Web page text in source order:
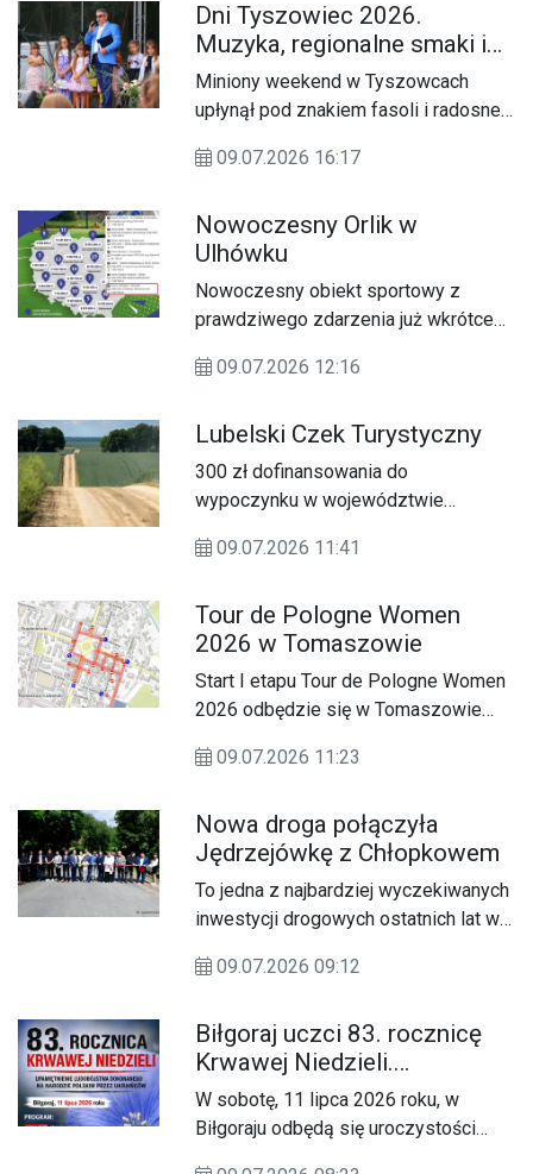
Geoturystycznym w Lipsku Polesiu i
zgromadziło zawodników, trenerów,
działaczy oraz gości z
zaprzyjaźnionych klubów.
Dni Tyszowiec 2026.
Muzyka, regionalne smaki i
Święto Kwitnącej Fasoli
Miniony weekend w Tyszowcach
upłynął pod znakiem fasoli i radosnej
09.07.2026 16:17
Nowoczesny Orlik w
Ulhówku
Nowoczesny obiekt sportowy z
prawdziwego zdarzenia już wkrótce
Podstawowej.
09.07.2026 12:16
Lubelski Czek Turystyczny
300 zł dofinansowania do
wypoczynku w województwie
09.07.2026 11:41
Tour de Pologne Women
2026 w Tomaszowie
Start I etapu Tour de Pologne Women
2026 odbędzie się w Tomaszowie
09.07.2026 11:23
Nowa droga połączyła
Jędrzejówkę z Chłopkowem
To jedna z najbardziej wyczekiwanych
inwestycji drogowych ostatnich lat w
środę, 8 lipca, oficjalnie oddano do
powiatową nr 2909L na odcinku
Jędrzejówka – Chłopków. Licząca
blisko 3,8 kilometra trasa połączyła
gminy Goraj i Frampol, poprawiając
09.07.2026 09:12
Biłgoraj uczci 83. rocznicę
Krwawej Niedzieli.
Zaproszenie na uroczystości
W sobotę, 11 lipca 2026 roku, w
Biłgoraju odbędą się uroczystości